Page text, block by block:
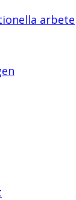
arbete